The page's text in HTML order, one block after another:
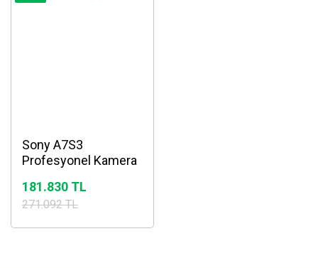
Sony A7S3
Profesyonel Kamera
181.830 TL
271.092 TL